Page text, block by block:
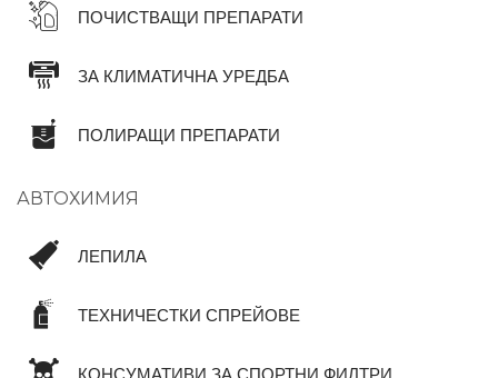
ПОЧИСТВАЩИ ПРЕПАРАТИ
ЗА КЛИМАТИЧНА УРЕДБА
ПОЛИРАЩИ ПРЕПАРАТИ
АВТОХИМИЯ
ЛЕПИЛА
ТЕХНИЧЕСТКИ СПРЕЙОВЕ
КОНСУМАТИВИ ЗА СПОРТНИ ФИЛТРИ